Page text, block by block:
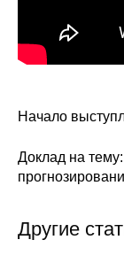
Начало
Доклад на
Другие